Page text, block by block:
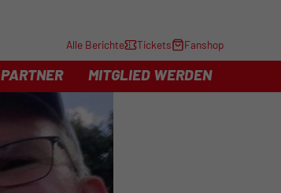
Alle Berichte Tickets Fanshop
PARTNER MITGLIED WERDEN